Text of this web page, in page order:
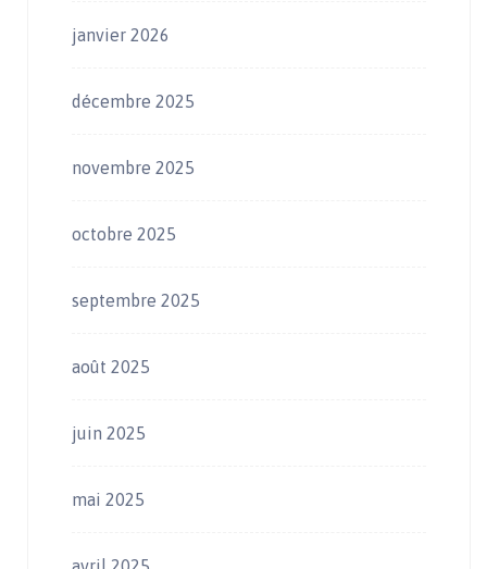
janvier 2026
décembre 2025
novembre 2025
octobre 2025
septembre 2025
août 2025
juin 2025
mai 2025